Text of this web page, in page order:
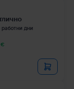
работни дни